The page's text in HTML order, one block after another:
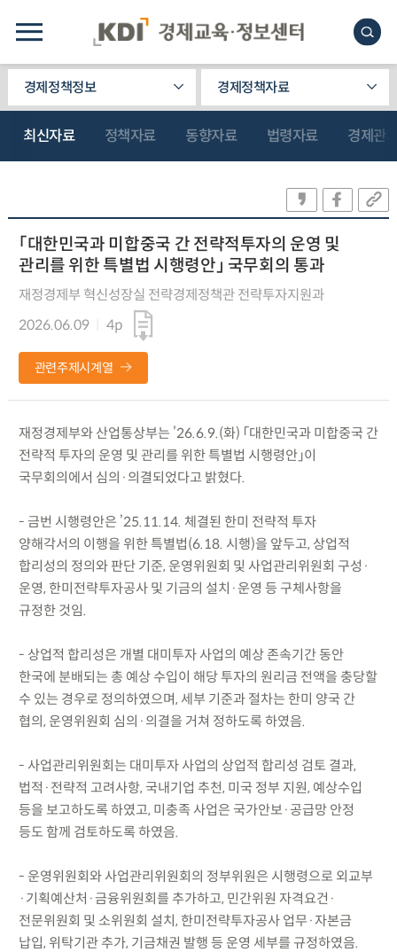
경제정책정보 경제정책자료
최신자료 정책자료 동향자료 법령자료 경제관
「대한민국과 미합중국 간 전략적투자의 운영 및
관리를 위한 특별법 시행령안」 국무회의 통과
재정경제부 혁신성장실 전략경제정책관 전략투자지원과
2026.06.09
4p
관련주제시계열
재정경제부와 산업통상부는 ’26.6.9.(화) 「대한민국과 미합중국 간
전략적 투자의 운영 및 관리를 위한 특별법 시행령안」이
국무회의에서 심의·의결되었다고 밝혔다.
- 금번 시행령안은 ’25.11.14. 체결된 한미 전략적 투자
양해각서의 이행을 위한 특별법(6.18. 시행)을 앞두고, 상업적
합리성의 정의와 판단 기준, 운영위원회 및 사업관리위원회 구성·
운영, 한미전략투자공사 및 기금의 설치·운영 등 구체사항을
규정한 것임.
- 상업적 합리성은 개별 대미투자 사업의 예상 존속기간 동안
한국에 분배되는 총 예상 수입이 해당 투자의 원리금 전액을 충당할
수 있는 경우로 정의하였으며, 세부 기준과 절차는 한미 양국 간
협의, 운영위원회 심의·의결을 거쳐 정하도록 하였음.
- 사업관리위원회는 대미투자 사업의 상업적 합리성 검토 결과,
법적·전략적 고려사항, 국내기업 추천, 미국 정부 지원, 예상수입
등을 보고하도록 하였고, 미충족 사업은 국가안보·공급망 안정
등도 함께 검토하도록 하였음.
- 운영위원회와 사업관리위원회의 정부위원은 시행령으로 외교부
·기획예산처·금융위원회를 추가하고, 민간위원 자격요건·
전문위원회 및 소위원회 설치, 한미전략투자공사 업무·자본금
납입, 위탁기관 추가, 기금채권 발행 등 운영 세부를 규정하였음.